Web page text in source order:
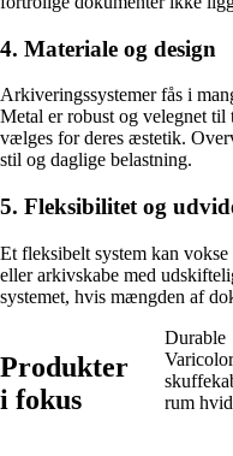
4. Materiale og design
Arkiveringssystemer fås i
Metal er robust og velegnet
vælges for deres æstetik.
stil og daglige belastning.
5. Fleksibilitet og
Et fleksibelt system kan
eller arkivskabe med
systemet, hvis mængden af
Produkter
i fokus
Durable
rum hvid